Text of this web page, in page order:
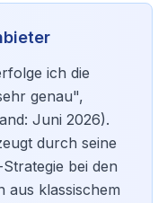
ich die
genau",
Juni 2026).
durch seine
bei den
aus klassischem